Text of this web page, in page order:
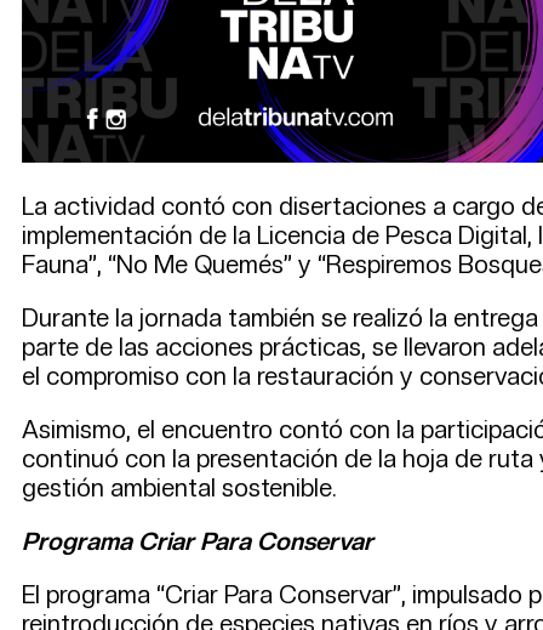
La actividad contó con disertaciones a cargo
implementación de la Licencia de Pesca
Fauna”, “No Me Quemés” y “Respiremos
Durante la jornada también se realizó la
parte de las acciones prácticas, se llevaron
el compromiso con la restauración y
Asimismo, el encuentro contó con la
continuó con la presentación de la hoja de
gestión ambiental sostenible.
Programa Criar Para Conservar
El programa “Criar Para Conservar”,
reintroducción de especies nativas en ríos y